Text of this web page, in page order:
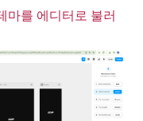
마를 에디터로 불러